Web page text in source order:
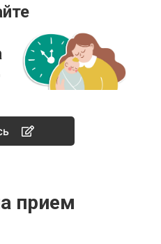
прием